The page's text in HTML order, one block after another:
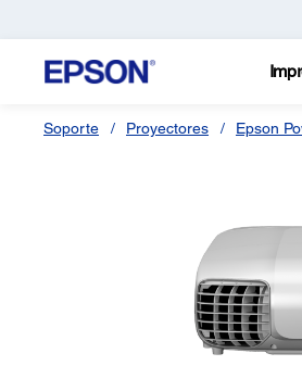
Soporte Proyectores Epson